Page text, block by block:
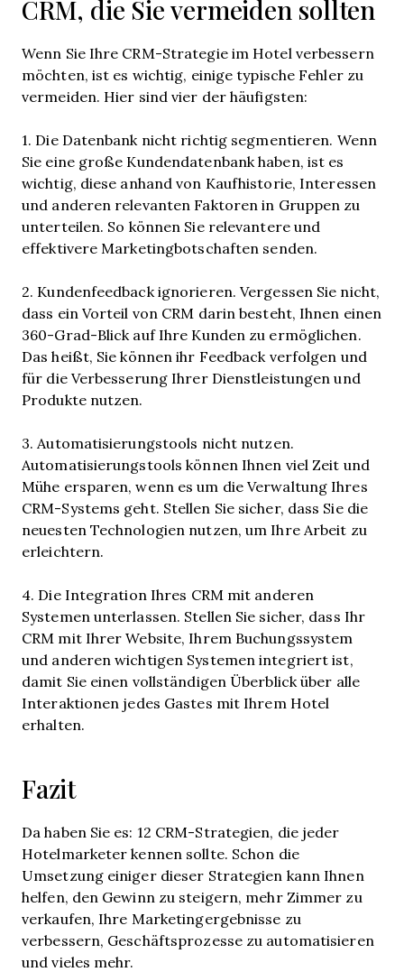
CRM, die Sie vermeiden sollten
Wenn Sie Ihre CRM-Strategie im Hotel verbessern
möchten, ist es wichtig, einige typische Fehler zu
vermeiden. Hier sind vier der häufigsten:
1. Die Datenbank nicht richtig segmentieren. Wenn
Sie eine große Kundendatenbank haben, ist es
wichtig, diese anhand von Kaufhistorie, Interessen
und anderen relevanten Faktoren in Gruppen zu
unterteilen. So können Sie relevantere und
effektivere Marketingbotschaften senden.
2. Kundenfeedback ignorieren. Vergessen Sie nicht,
dass ein Vorteil von CRM darin besteht, Ihnen einen
360-Grad-Blick auf Ihre Kunden zu ermöglichen.
Das heißt, Sie können ihr Feedback verfolgen und
für die Verbesserung Ihrer Dienstleistungen und
Produkte nutzen.
3. Automatisierungstools nicht nutzen.
Automatisierungstools können Ihnen viel Zeit und
Mühe ersparen, wenn es um die Verwaltung Ihres
CRM-Systems geht. Stellen Sie sicher, dass Sie die
neuesten Technologien nutzen, um Ihre Arbeit zu
erleichtern.
4. Die Integration Ihres CRM mit anderen
Systemen unterlassen. Stellen Sie sicher, dass Ihr
CRM mit Ihrer Website, Ihrem Buchungssystem
und anderen wichtigen Systemen integriert ist,
damit Sie einen vollständigen Überblick über alle
Interaktionen jedes Gastes mit Ihrem Hotel
erhalten.
Fazit
Da haben Sie es: 12 CRM-Strategien, die jeder
Hotelmarketer kennen sollte. Schon die
Umsetzung einiger dieser Strategien kann Ihnen
helfen, den Gewinn zu steigern, mehr Zimmer zu
verkaufen, Ihre Marketingergebnisse zu
verbessern, Geschäftsprozesse zu automatisieren
und vieles mehr.